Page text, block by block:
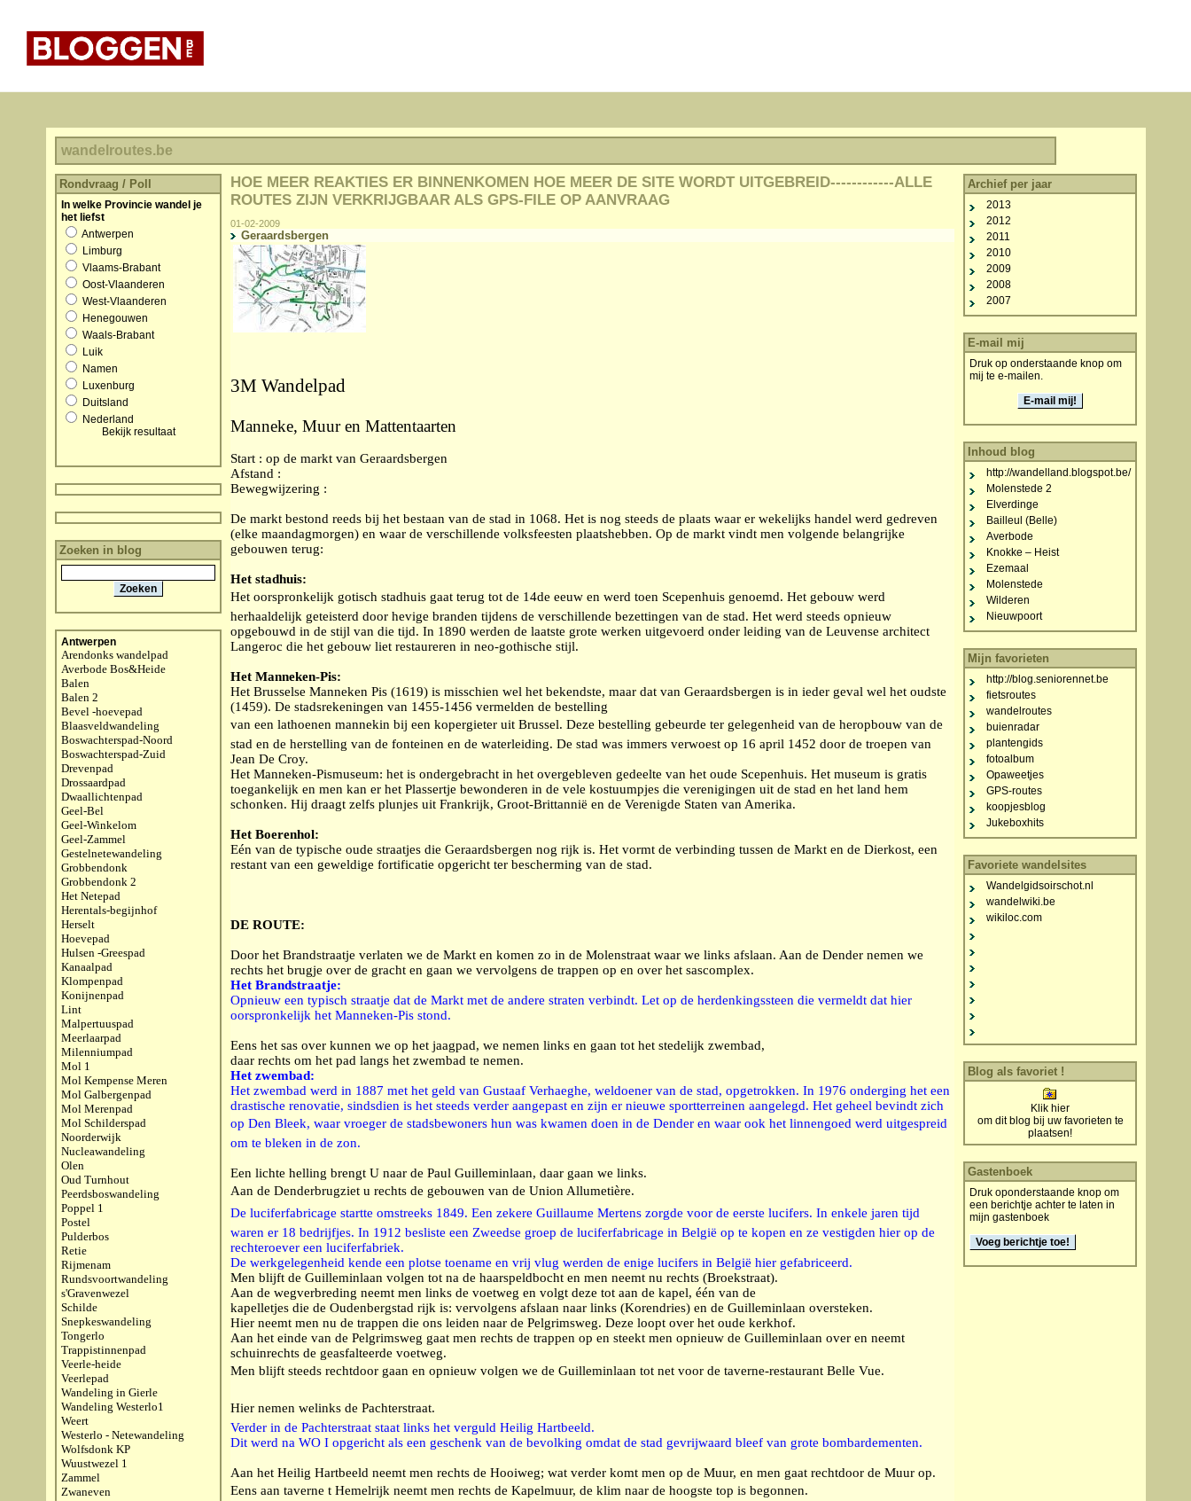
wandelroutes.be
Rondvraag / Poll
In welke Provincie wandel je
het liefst
Antwerpen
Limburg
Vlaams-Brabant
Oost-Vlaanderen
West-Vlaanderen
Henegouwen
Waals-Brabant
Luik
Namen
Luxenburg
Duitsland
Nederland
Bekijk resultaat
Zoeken in blog
Antwerpen
Arendonks wandelpad
Averbode Bos&Heide
Balen
Balen 2
Bevel -hoevepad
Blaasveldwandeling
Boswachterspad-Noord
Boswachterspad-Zuid
Drevenpad
Drossaardpad
Dwaallichtenpad
Geel-Bel
Geel-Winkelom
Geel-Zammel
Gestelnetewandeling
Grobbendonk
Grobbendonk 2
Het Netepad
Herentals-begijnhof
Herselt
Hoevepad
Hulsen -Greespad
Kanaalpad
Klompenpad
Konijnenpad
Lint
Malpertuuspad
Meerlaarpad
Milenniumpad
Mol 1
Mol Kempense Meren
Mol Galbergenpad
Mol Merenpad
Mol Schilderspad
Noorderwijk
Nucleawandeling
Olen
Oud Turnhout
Peerdsboswandeling
Poppel 1
Postel
Pulderbos
Retie
Rijmenam
Rundsvoortwandeling
s'Gravenwezel
Schilde
Snepkeswandeling
Tongerlo
Trappistinnenpad
Veerle-heide
Veerlepad
Wandeling in Gierle
Wandeling Westerlo1
Weert
Westerlo - Netewandeling
Wolfsdonk KP
Wuustwezel 1
Zammel
Zwaneven
HOE MEER REAKTIES ER BINNENKOMEN HOE MEER DE SITE WORDT UITGEBREID------------ALLE
ROUTES ZIJN VERKRIJGBAAR ALS GPS-FILE OP AANVRAAG
01-02-2009
Geraardsbergen
3M Wandelpad
Manneke, Muur en Mattentaarten
Start : op de markt van Geraardsbergen
Afstand :
Bewegwijzering :
De markt bestond reeds bij het bestaan van de stad in 1068. Het is nog steeds de plaats waar er wekelijks handel werd gedreven
(elke maandagmorgen) en waar de verschillende volksfeesten plaatshebben. Op de markt vindt men volgende belangrijke
gebouwen terug:
Het stadhuis:
Het oorspronkelijk gotisch stadhuis gaat terug tot de 14de eeuw en werd toen Scepenhuis genoemd. Het gebouw werd
herhaaldelijk geteisterd door hevige branden tijdens de verschillende bezettingen van de stad. Het werd steeds opnieuw
opgebouwd in de stijl van die tijd. In 1890 werden de laatste grote werken uitgevoerd onder leiding van de Leuvense architect
Langeroc die het gebouw liet restaureren in neo-gothische stijl.
Het Manneken-Pis:
Het Brusselse Manneken Pis (1619) is misschien wel het bekendste, maar dat van Geraardsbergen is in ieder geval wel het oudste
(1459). De stadsrekeningen van 1455-1456 vermelden de bestelling
van een lathoenen mannekin bij een kopergieter uit Brussel. Deze bestelling gebeurde ter gelegenheid van de heropbouw van de
stad en de herstelling van de fonteinen en de waterleiding. De stad was immers verwoest op 16 april 1452 door de troepen van
Jean De Croy.
Het Manneken-Pismuseum: het is ondergebracht in het overgebleven gedeelte van het oude Scepenhuis. Het museum is gratis
toegankelijk en men kan er het Plassertje bewonderen in de vele kostuumpjes die verenigingen uit de stad en het land hem
schonken. Hij draagt zelfs plunjes uit Frankrijk, Groot-Brittannië en de Verenigde Staten van Amerika.
Het Boerenhol:
Eén van de typische oude straatjes die Geraardsbergen nog rijk is. Het vormt de verbinding tussen de Markt en de Dierkost, een
restant van een geweldige fortificatie opgericht ter bescherming van de stad.
DE ROUTE:
Door het Brandstraatje verlaten we de Markt en komen zo in de Molenstraat waar we links afslaan. Aan de Dender nemen we
rechts het brugje over de gracht en gaan we vervolgens de trappen op en over het sascomplex.
Het Brandstraatje:
Opnieuw een typisch straatje dat de Markt met de andere straten verbindt. Let op de herdenkingssteen die vermeldt dat hier
oorspronkelijk het Manneken-Pis stond.
Eens het sas over kunnen we op het jaagpad, we nemen links en gaan tot het stedelijk zwembad,
daar rechts om het pad langs het zwembad te nemen.
Het zwembad:
Het zwembad werd in 1887 met het geld van Gustaaf Verhaeghe, weldoener van de stad, opgetrokken. In 1976 onderging het een
drastische renovatie, sindsdien is het steeds verder aangepast en zijn er nieuwe sportterreinen aangelegd. Het geheel bevindt zich
op Den Bleek, waar vroeger de stadsbewoners hun was kwamen doen in de Dender en waar ook het linnengoed werd uitgespreid
om te bleken in de zon.
Een lichte helling brengt U naar de Paul Guilleminlaan, daar gaan we links.
Aan de Denderbrugziet u rechts de gebouwen van de Union Allumetière.
De luciferfabricage startte omstreeks 1849. Een zekere Guillaume Mertens zorgde voor de eerste lucifers. In enkele jaren tijd
waren er 18 bedrijfjes. In 1912 besliste een Zweedse groep de luciferfabricage in België op te kopen en ze vestigden hier op de
rechteroever een luciferfabriek.
De werkgelegenheid kende een plotse toename en vrij vlug werden de enige lucifers in België hier gefabriceerd.
Men blijft de Guilleminlaan volgen tot na de haarspeldbocht en men neemt nu rechts (Broekstraat).
Aan de wegverbreding neemt men links de voetweg en volgt deze tot aan de kapel, één van de
kapelletjes die de Oudenbergstad rijk is: vervolgens afslaan naar links (Korendries) en de Guilleminlaan oversteken.
Hier neemt men nu de trappen die ons leiden naar de Pelgrimsweg. Deze loopt over het oude kerkhof.
Aan het einde van de Pelgrimsweg gaat men rechts de trappen op en steekt men opnieuw de Guilleminlaan over en neemt
schuinrechts de geasfalteerde voetweg.
Men blijft steeds rechtdoor gaan en opnieuw volgen we de Guilleminlaan tot net voor de taverne-restaurant Belle Vue.
Hier nemen welinks de Pachterstraat.
Verder in de Pachterstraat staat links het verguld Heilig Hartbeeld.
Dit werd na WO I opgericht als een geschenk van de bevolking omdat de stad gevrijwaard bleef van grote bombardementen.
Aan het Heilig Hartbeeld neemt men rechts de Hooiweg; wat verder komt men op de Muur, en men gaat rechtdoor de Muur op.
Eens aan taverne t Hemelrijk neemt men rechts de Kapelmuur, de klim naar de hoogste top is begonnen.
Archief per jaar
2013
2012
2011
2010
2009
2008
2007
E-mail mij
Druk op onderstaande knop om
mij te e-mailen.
Inhoud blog
http://wandelland.blogspot.be/
Molenstede 2
Elverdinge
Bailleul (Belle)
Averbode
Knokke – Heist
Ezemaal
Molenstede
Wilderen
Nieuwpoort
Mijn favorieten
http://blog.seniorennet.be
fietsroutes
wandelroutes
buienradar
plantengids
fotoalbum
Opaweetjes
GPS-routes
koopjesblog
Jukeboxhits
Favoriete wandelsites
Wandelgidsoirschot.nl
wandelwiki.be
wikiloc.com
Blog als favoriet !
Klik hier
om dit blog bij uw favorieten te
plaatsen!
Gastenboek
Druk oponderstaande knop om
een berichtje achter te laten in
mijn gastenboek